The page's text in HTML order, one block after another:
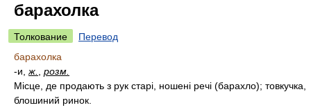
барахолка
Толкование
Перевод
барахолка
-и, ж.
розм.
Місце, де продають з рук старі, ношені речі (барахло); товкучка,
блошиний ринок.